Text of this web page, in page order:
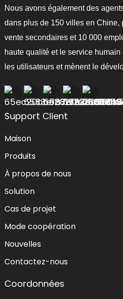
Nous avons également des
dans plus de 150 villes en Chine,
vente secondaires et 10 000
haute qualité et le service
les utilisateurs et mènent le
Support Client
Maison
Produits
À propos de nous
Solution
Cas de projet
Mode coopération
Nouvelles
Contactez-nous
Coordonnées